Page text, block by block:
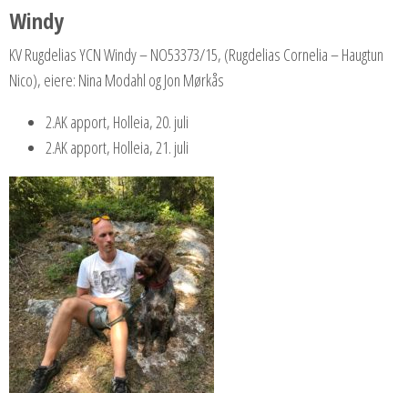
Windy
KV Rugdelias YCN Windy – NO53373/15, (Rugdelias Cornelia – Haugtun
Nico), eiere: Nina Modahl og Jon Mørkås
2.AK apport, Holleia, 20. juli
2.AK apport, Holleia, 21. juli